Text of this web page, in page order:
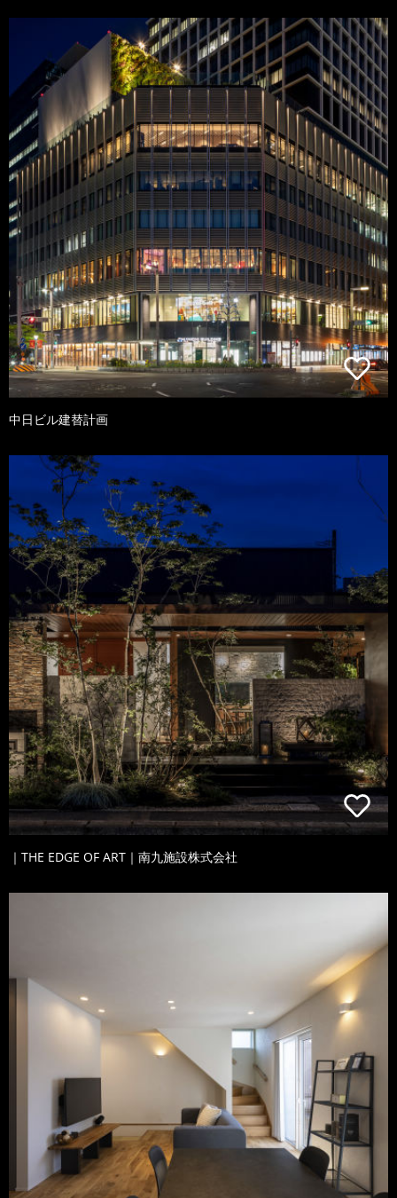
中日ビル建替計画
｜THE EDGE OF ART｜南九施設株式会社